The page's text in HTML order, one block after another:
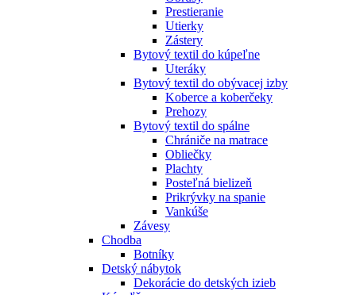
Prestieranie
Utierky
Zástery
Bytový textil do kúpeľne
Uteráky
Bytový textil do obývacej izby
Koberce a koberčeky
Prehozy
Bytový textil do spálne
Chrániče na matrace
Obliečky
Plachty
Posteľná bielizeň
Prikrývky na spanie
Vankúše
Závesy
Chodba
Botníky
Detský nábytok
Dekorácie do detských izieb